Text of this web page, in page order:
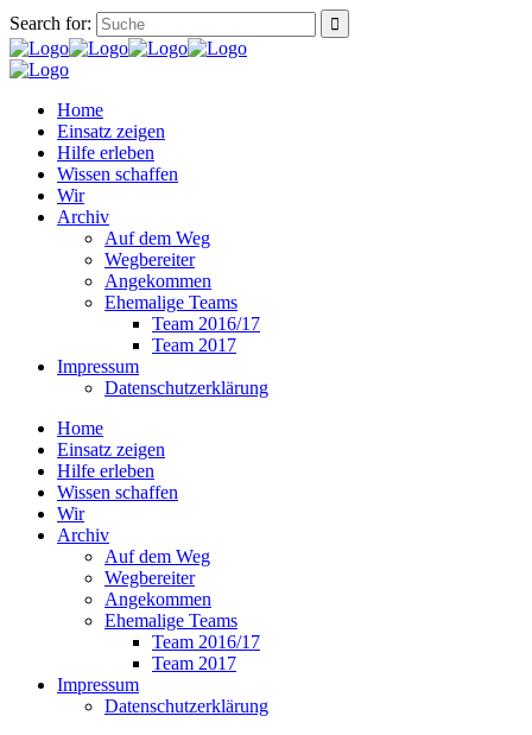
Search for:
Home
Einsatz zeigen
Hilfe erleben
Wissen schaffen
Wir
Archiv
Auf dem Weg
Wegbereiter
Angekommen
Ehemalige Teams
Team 2016/17
Team 2017
Impressum
Datenschutzerklärung
Home
Einsatz zeigen
Hilfe erleben
Wissen schaffen
Wir
Archiv
Auf dem Weg
Wegbereiter
Angekommen
Ehemalige Teams
Team 2016/17
Team 2017
Impressum
Datenschutzerklärung